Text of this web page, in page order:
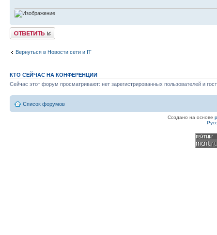
Ответить
Вернуться в Новости сети и IT
КТО СЕЙЧАС НА КОНФЕРЕНЦИИ
Сейчас этот форум просматривают: нет зарегистрированных пользователей и
Список форумов
Создано на основе